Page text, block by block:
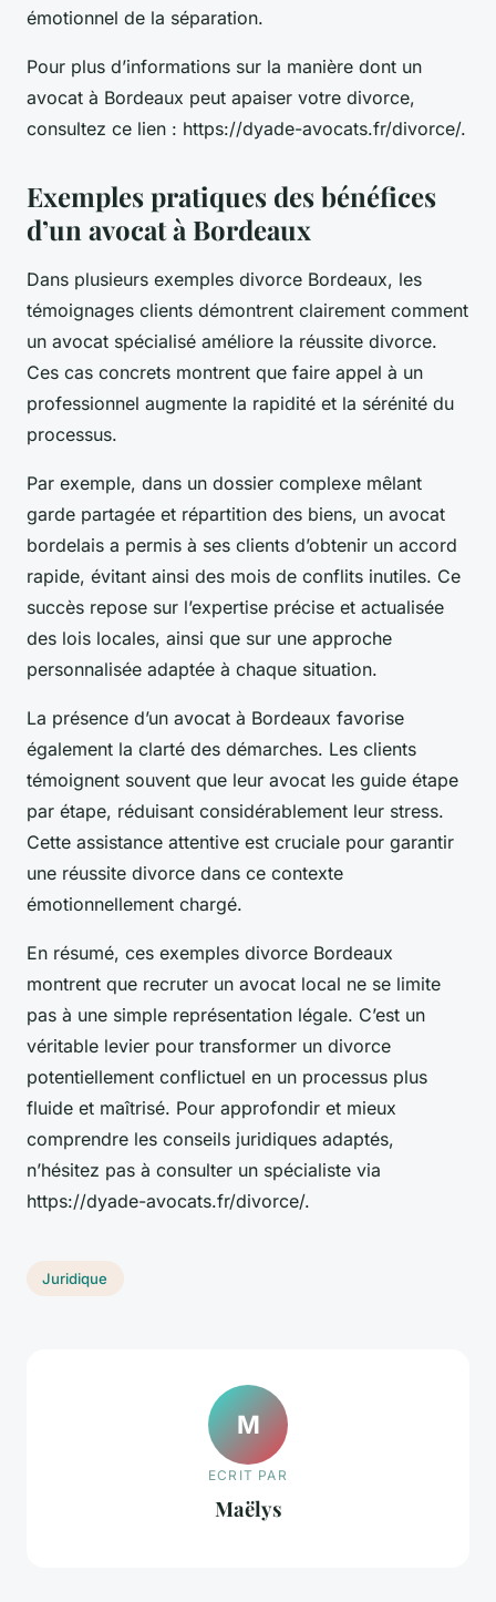
émotionnel de la séparation.
Pour plus d’informations sur la manière dont un
avocat à Bordeaux peut apaiser votre divorce,
consultez ce lien : https://dyade-avocats.fr/divorce/.
Exemples pratiques des bénéfices
d’un avocat à Bordeaux
Dans plusieurs exemples divorce Bordeaux, les
témoignages clients démontrent clairement comment
un avocat spécialisé améliore la réussite divorce.
Ces cas concrets montrent que faire appel à un
professionnel augmente la rapidité et la sérénité du
processus.
Par exemple, dans un dossier complexe mêlant
garde partagée et répartition des biens, un avocat
bordelais a permis à ses clients d’obtenir un accord
rapide, évitant ainsi des mois de conflits inutiles. Ce
succès repose sur l’expertise précise et actualisée
des lois locales, ainsi que sur une approche
personnalisée adaptée à chaque situation.
La présence d’un avocat à Bordeaux favorise
également la clarté des démarches. Les clients
témoignent souvent que leur avocat les guide étape
par étape, réduisant considérablement leur stress.
Cette assistance attentive est cruciale pour garantir
une réussite divorce dans ce contexte
émotionnellement chargé.
En résumé, ces exemples divorce Bordeaux
montrent que recruter un avocat local ne se limite
pas à une simple représentation légale. C’est un
véritable levier pour transformer un divorce
potentiellement conflictuel en un processus plus
fluide et maîtrisé. Pour approfondir et mieux
comprendre les conseils juridiques adaptés,
n’hésitez pas à consulter un spécialiste via
https://dyade-avocats.fr/divorce/.
Juridique
M
ECRIT PAR
Maëlys